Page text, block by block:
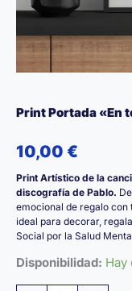
Print Portada «En
10,00 €
Print Artístico de la
discografía de Pablo.
emocional de regalo con
ideal para decorar,
Social por la Salud
Disponibilidad: Hay